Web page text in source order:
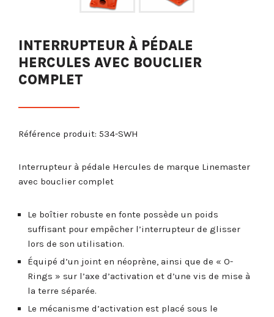
INTERRUPTEUR À PÉDALE
HERCULES AVEC BOUCLIER
COMPLET
Référence produit: 534-SWH
Interrupteur à pédale Hercules de marque Linemaster
avec bouclier complet
Le boîtier robuste en fonte possède un poids
suffisant pour empêcher l’interrupteur de glisser
lors de son utilisation.
Équipé d’un joint en néoprène, ainsi que de « O-
Rings » sur l’axe d’activation et d’une vis de mise à
la terre séparée.
Le mécanisme d’activation est placé sous le